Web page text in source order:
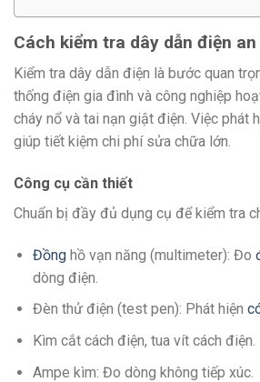
Cách kiểm tra dây dẫn điện
Kiểm tra dây dẫn điện là bước quan
thống điện gia đình và công nghiệp
cháy nổ và tai nạn giật điện. Việc phát
giúp tiết kiệm chi phí sửa chữa lớn.
Công cụ cần thiết
Chuẩn bị đầy đủ dụng cụ để kiểm tra
Đồnghồ vạn năng (multimeter): Đo
dòng điện.
Đèn thử điện (test pen): Phát hiện
Kìm cắt cách điện, tua vít cách điện.
Ampe kìm: Đo dòng không tiếp xúc.